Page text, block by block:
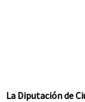
La Diputación de